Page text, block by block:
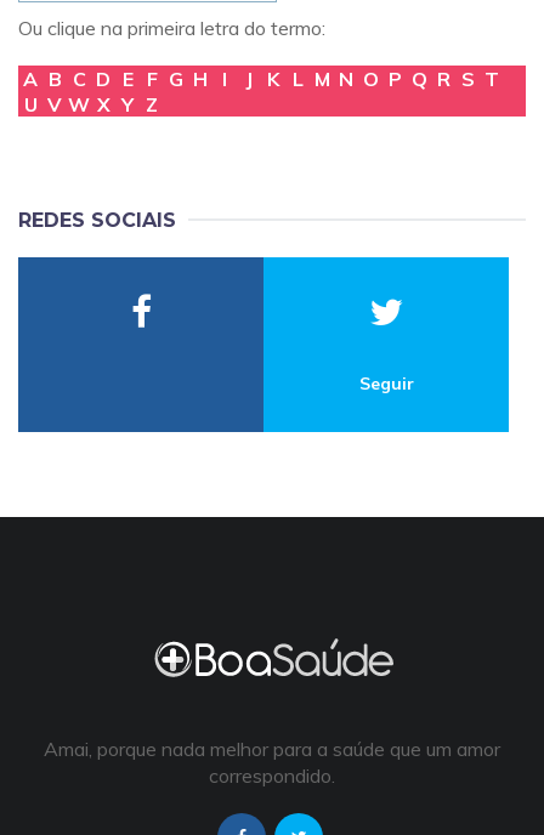
Ou clique na primeira letra do termo:
A B C D E F G H I J K L M N O P Q R S T
U V W X Y Z
REDES SOCIAIS
Seguir
Amai, porque nada melhor para a saúde que um amor
correspondido.